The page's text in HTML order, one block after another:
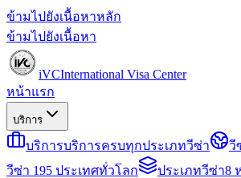
ข้ามไปยังเนื้อหาหลัก
ข้ามไปยังเนื้อหา
iVCInternational Visa Center
หน้าแรก
บริการ
บริการบริการครบทุกประเภทวีซ่า วี
วีซ่า 195 ประเทศทั่วโลก
ประเภทวีซ่า8